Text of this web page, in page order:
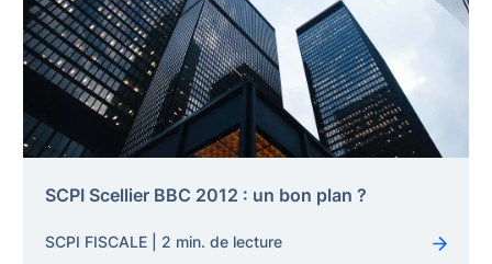
SCPI Scellier BBC 2012 : un bon plan ?
SCPI FISCALE | 2 min. de lecture